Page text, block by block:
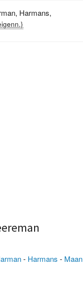
, Harmans,
- Harmans - Maan